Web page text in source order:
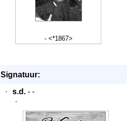
- <*1867>
Signatuur:
·
s.d. - -
·